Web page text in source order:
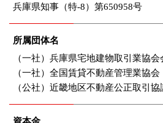
兵庫県知事（特-8）第650958号
所属団体名
（一社）兵庫県宅地建物取引業協会
（一社）全国賃貸不動産管理業協会
（公社）近畿地区不動産公正取引協